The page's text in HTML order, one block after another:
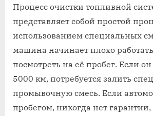
Процесс очистки топливной
представляет собой простой
использованием специальных
машина начинает плохо
посмотреть на её пробег. Если
5000 км, потребуется залить
промывочную смесь. Если
пробегом, никогда нет